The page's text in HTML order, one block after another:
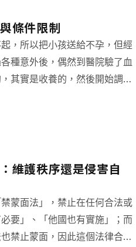
條件限制
，所以把小孩送給不孕，但經
種意外後，偶然到醫院驗了血
其實是收養的，然後開始調查
電視劇那樣容易嗎？
維護秩序還是侵害自
蒙面法」，禁止在任何合法或
要」、「他國也有實施」；而
禁止蒙面，因此這個法律合